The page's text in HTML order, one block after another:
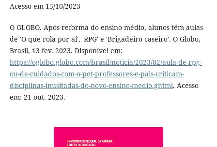
Acesso em 15/10/2023
O GLOBO. Após reforma do ensino médio, alunos têm aulas
de 'O que rola por aí', 'RPG' e 'Brigadeiro caseiro'. O Globo,
Brasil, 13 fev. 2023. Disponível em:
https://oglobo.globo.com/brasil/noticia/2023/02/aula-de-rpg-
ou-de-cuidados-com-o-pet-professores-e-pais-criticam-
disciplinas-inusitadas-do-novo-ensino-medio.ghtml. Acesso
em: 21 out. 2023.